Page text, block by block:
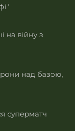
на війну з
над базою,
суперматч